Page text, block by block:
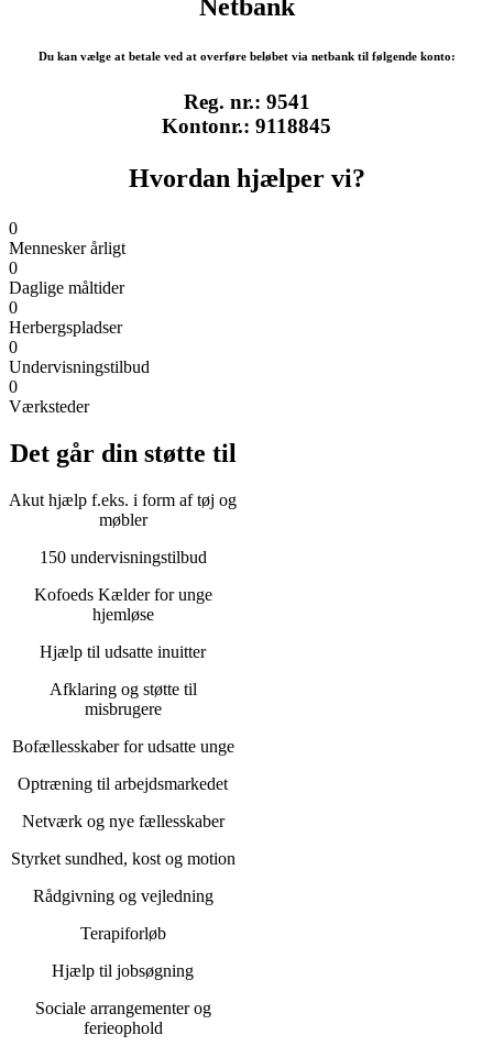
Netbank
Du kan vælge at betale ved at overføre beløbet via netbank til følgende konto:
Reg. nr.: 9541
Kontonr.: 9118845
Hvordan hjælper vi?
0
Mennesker årligt
0
Daglige måltider
0
Herbergspladser
0
Undervisningstilbud
0
Værksteder
Det går din støtte til
Akut hjælp f.eks. i form af tøj og
møbler
150 undervisningstilbud
Kofoeds Kælder for unge
hjemløse
Hjælp til udsatte inuitter
Afklaring og støtte til
misbrugere
Bofællesskaber for udsatte unge
Optræning til arbejdsmarkedet
Netværk og nye fællesskaber
Styrket sundhed, kost og motion
Rådgivning og vejledning
Terapiforløb
Hjælp til jobsøgning
Sociale arrangementer og
ferieophold